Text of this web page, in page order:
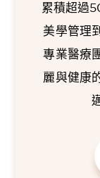
累積超過
美學管理
專業醫療
麗與健康